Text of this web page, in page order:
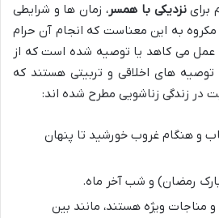
براینزدیکی با همسر، زمان ها و شرایطی
مکروه به این معناست که انجام آن حرام
عمل می کاهد یا توصیه شده است که از
توصیه های اخلاقی و تربیتی هستند که
در زندگی زناشویی مطرح شده اند:
و هنگام غروب خورشید تا پنهان
رمضان) و شب آخر ماه.
مناجات ویژه هستند، مانند بین